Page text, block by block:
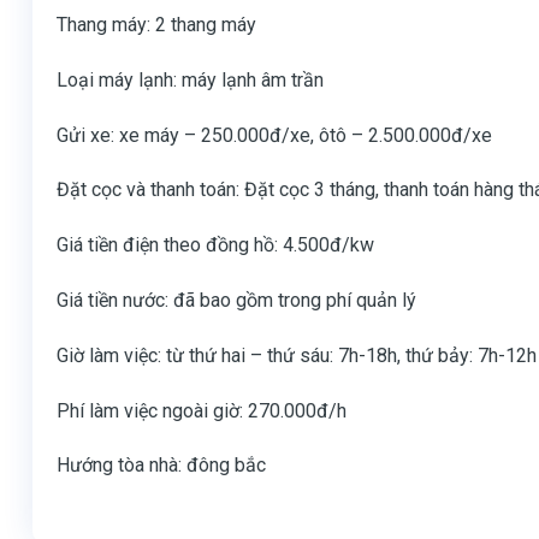
Thang máy: 2 thang máy
Loại máy lạnh: máy lạnh âm trần
Gửi xe: xe máy – 250.000đ/xe, ôtô – 2.500.000đ/xe
Đặt cọc và thanh toán: Đặt cọc 3 tháng, thanh toán hàng
Giá tiền điện theo đồng hồ: 4.500đ/kw
Giá tiền nước: đã bao gồm trong phí quản lý
Giờ làm việc: từ thứ hai – thứ sáu: 7h-18h, thứ bảy: 7h-12h
Phí làm việc ngoài giờ: 270.000đ/h
Hướng tòa nhà: đông bắc